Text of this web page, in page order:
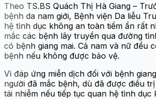
Theo TS.BS Quách Thị Hà Giang –
bệnh da nam giới, Bệnh viện Da liễu
hệ tình dục không an toàn tiềm ẩn rất
mắc các bệnh lây truyền qua đường
có bệnh giang mai. Cả nam và nữ đều
bệnh nếu không được bảo vệ.
Vì đáp ứng miễn dịch đối với bệnh
người đã mắc bệnh, dù đã được điều
tái nhiễm nếu tiếp tục quan hệ tình dục